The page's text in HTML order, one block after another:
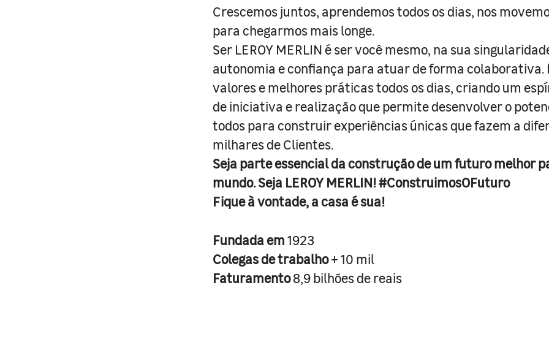
Crescemos juntos, aprendemos todos os dias, nos
para chegarmos mais longe.
Ser LEROY MERLIN é ser você mesmo, na sua
autonomia e confiança para atuar de forma
valores e melhores práticas todos os dias, criando um
de iniciativa e realização que permite desenvolver o
todos para construir experiências únicas que fazem a
milhares de Clientes.
Seja parte essencial da construção de um futuro melhor
mundo. Seja LEROY MERLIN! #ConstruimosOFuturo
Fique à vontade, a casa é sua!
Fundada em1923
Colegas de trabalho+ 10 mil
Faturamento8,9 bilhões de reais